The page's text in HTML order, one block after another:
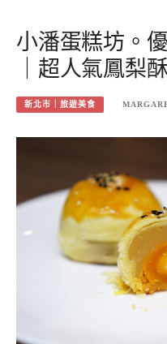
小潘蛋糕坊。
｜超人氣鳳梨
新北市｜旅遊美食